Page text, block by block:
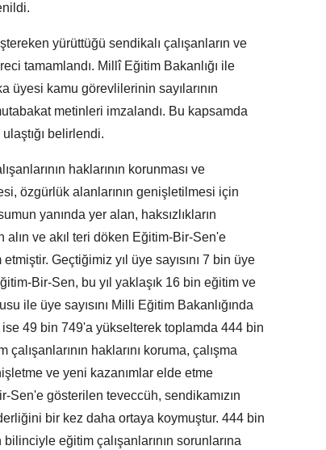
yürüttüğü sendikalı çalışanların ve
tamamlandı. Millî Eğitim Bakanlığı ile
kamu görevlilerinin sayılarının
metinleri imzalandı. Bu kapsamda
belirlendi.
haklarının korunması ve
özgürlük alanlarının genişletilmesi için
yanında yer alan, haksızlıkların
ve akıl teri döken Eğitim-Bir-Sen'e
Geçtiğimiz yıl üye sayısını 7 bin üye
Bir-Sen, bu yıl yaklaşık 16 bin eğitim ve
ile üye sayısını Milli Eğitim Bakanlığında
49 bin 749'a yükselterek toplamda 444 bin
haklarını koruma, çalışma
ve yeni kazanımlar elde etme
Sen'e gösterilen teveccüh, sendikamızın
bir kez daha ortaya koymuştur. 444 bin
eğitim çalışanlarının sorunlarına